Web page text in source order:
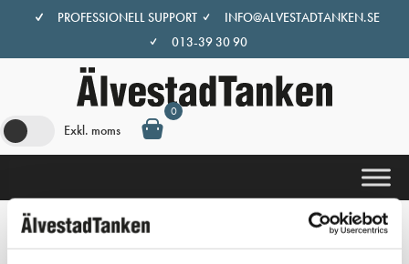
innehåll
PROFESSIONELL SUPPORT
INFO@ALVESTADTANKEN.SE
013-39 30 90
Exkl. moms
0